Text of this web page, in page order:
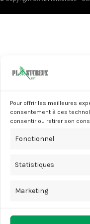
Pour offrir les meilleures
consentement à ces
consentir ou retirer son
Fonctionnel
Statistiques
Marketing